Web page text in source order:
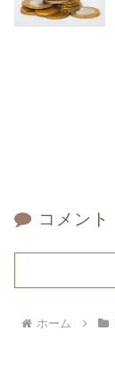
コメント
ホーム